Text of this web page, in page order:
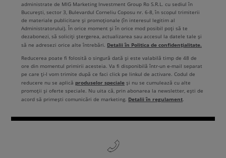
administrate de MIG Marketing Investment Group Ro S.R.L. cu sediul în
București, sector 3, Bulevardul Corneliu Coposu nr. 6-8, în scopul trimiterii
de materiale publicitare și promoționale (în interesul legitim al
Administratorului). În orice moment și în orice mod posibil poți să te
dezabonezi, să soliciți ștergerea, actualizarea sau accesul la datele tale și
să ne adresezi orice alte întrebări. Detalii în Politica de confidențialitate.
Reducerea poate fi folosită o singură dată și este valabilă timp de 48 de
ore din momentul primirii acesteia. Va fi disponibilă într-un e-mail separat
pe care ți-l vom trimite după ce faci click pe linkul de activare. Codul de
reducere nu se aplică produselor speciale și nu se cumulează cu alte
promoții și oferte speciale. Nu uita că, prin abonarea la newsletter, ești de
acord să primești comunicări de marketing. Detalii în regulament.